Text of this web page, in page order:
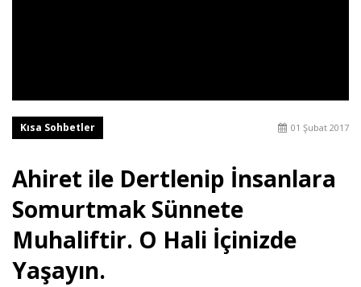
Kısa Sohbetler 01 Şubat 2017
Ahiret ile Dertlenip İnsanlara
Somurtmak Sünnete
Muhaliftir. O Hali İçinizde
Yaşayın.